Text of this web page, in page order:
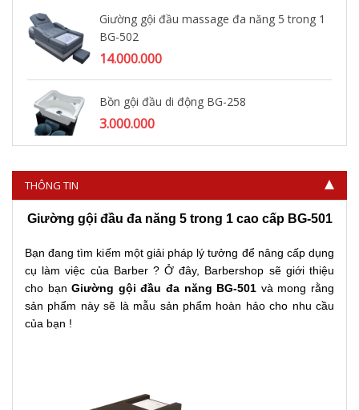
Giường gội đầu massage đa năng 5 trong 1
BG-502
14.000.000
Bồn gội đầu di động BG-258
3.000.000
THÔNG TIN
Giường gội đầu đa năng 5 trong 1 cao cấp BG-501
Bạn đang tìm kiếm một giải pháp lý tưởng để nâng cấp dụng
cụ làm việc của Barber ? Ở đây, Barbershop sẽ giới thiệu
cho bạnGiường gội đầu đa năng BG-501 và mong rằng
sản phẩm này sẽ là mẫu sản phẩm hoàn hảo cho nhu cầu
của bạn !